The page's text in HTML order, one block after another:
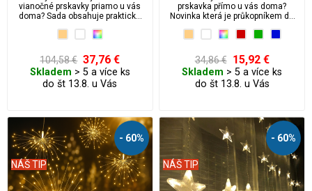
vianočné prskavky priamo u vás
doma? Sada obsahuje praktické
obsahuje 5 ks svetiel.
104,58 € 37,76 €
Skladem > 5 a více ks
do št 13.8. u Vás
prskavka přímo u vás doma?
Novinka která je průkopníkem do
34,86 € 15,92 €
Skladem > 5 a více ks
do št 13.8. u Vás
- 60%
NÁŠ TIP
- 60%
NÁŠ TIP